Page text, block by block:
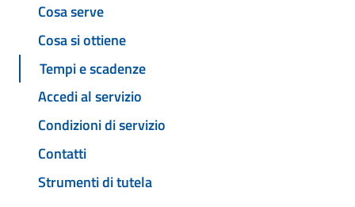
Cosa serve
Cosa si ottiene
Tempi e scadenze
Accedi al servizio
Condizioni di servizio
Contatti
Strumenti di tutela